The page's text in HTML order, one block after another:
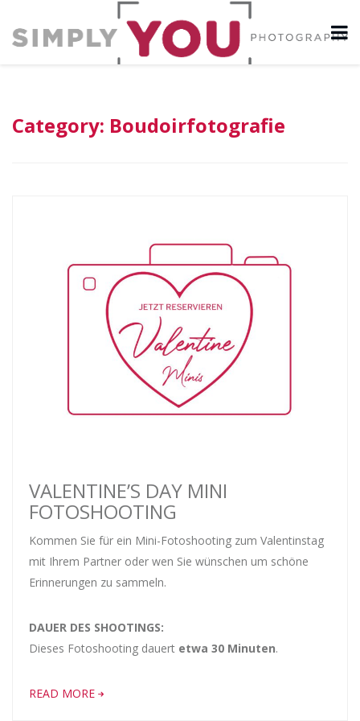
Category: Boudoirfotografie
VALENTINE’S DAY MINI
FOTOSHOOTING
Kommen Sie für ein Mini-Fotoshooting zum Valentinstag
mit Ihrem Partner oder wen Sie wünschen um schöne
Erinnerungen zu sammeln.
DAUER DES SHOOTINGS:
Dieses Fotoshooting dauert etwa 30 Minuten.
READ MORE